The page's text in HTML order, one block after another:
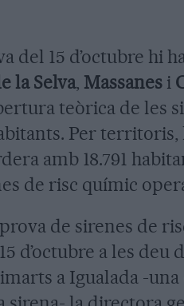
del 15 d’octubre hi
la Selva, Massanes i
teòrica de les
Per
amb 18.791
de risc químic
de sirenes de
d’octubre a les
a Igualada -una